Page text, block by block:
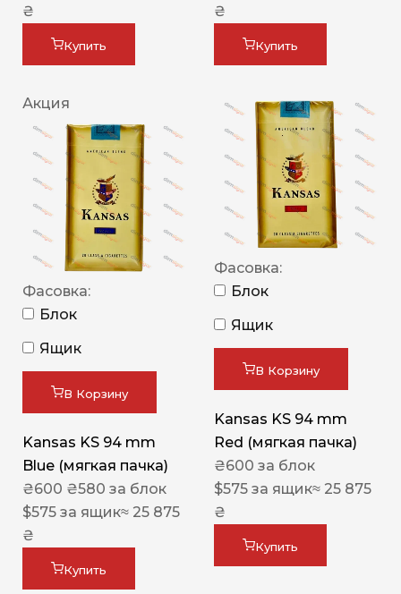
₴
Купить
₴
Купить
Акция
Фасовка:
Блок
Ящик
В Корзину
Kansas KS 94 mm
Blue (мягкая пачка)
₴600 ₴580 за блок
$575 за ящик≈ 25 875
₴
Купить
Фасовка:
Блок
Ящик
В Корзину
Kansas KS 94 mm
Red (мягкая пачка)
₴600 за блок
$575 за ящик≈ 25 875
₴
Купить